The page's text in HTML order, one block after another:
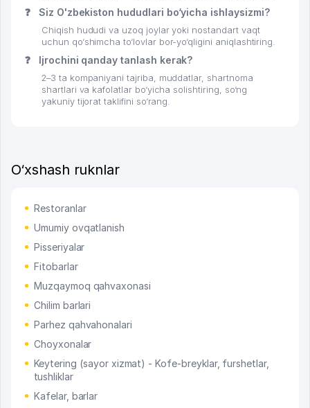
❓ Siz O'zbekiston hududlari bo‘yicha ishlaysizmi?
Chiqish hududi va uzoq joylar yoki nostandart vaqt
uchun qo‘shimcha to‘lovlar bor-yo‘qligini aniqlashtiring.
❓ Ijrochini qanday tanlash kerak?
2–3 ta kompaniyani tajriba, muddatlar, shartnoma
shartlari va kafolatlar bo‘yicha solishtiring, so‘ng
yakuniy tijorat taklifini so‘rang.
O‘xshash ruknlar
Restoranlar
Umumiy ovqatlanish
Pisseriyalar
Fitobarlar
Muzqaymoq qahvaxonasi
Chilim barlari
Parhez qahvahonalari
Choyxonalar
Keytering (sayor xizmat) - Kofe-breyklar, furshetlar,
tushliklar
Kafelar, barlar